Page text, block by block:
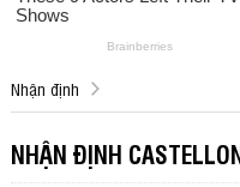
Nhận định
NHẬN ĐỊNH